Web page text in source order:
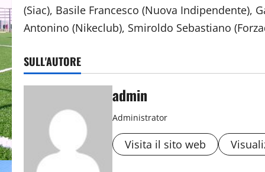
(Siac), Basile Francesco (Nuova Indipendente),
Antonino (Nikeclub), Smiroldo Sebastiano
SULL'AUTORE
admin
Administrator
Visita il sito web